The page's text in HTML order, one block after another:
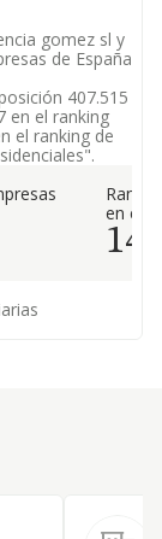
gomez sl y
de España
407.515
en el ranking
el ranking de
en el